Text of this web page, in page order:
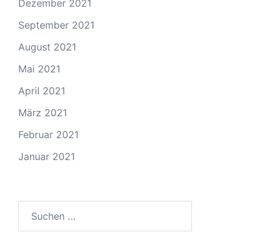
Dezember 2021
September 2021
August 2021
Mai 2021
April 2021
März 2021
Februar 2021
Januar 2021
nach: